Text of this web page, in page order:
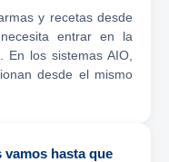
y recetas desde
entrar en la
En los sistemas AIO,
desde el mismo
hasta que